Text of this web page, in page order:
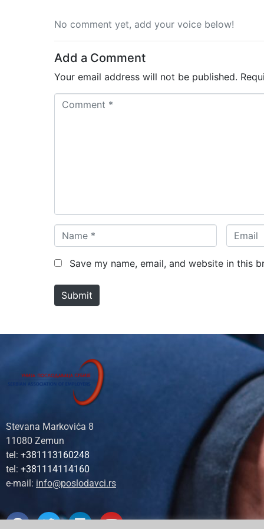
No comment yet, add your voice below!
Add a Comment
Your email address will not be published.
a
m
*
m
a
Save my name, email, and website in this
Submit
Stevana Markovića 8
11080 Zemun
tel: +381113160248
tel: +381114114160
e-mail: info@poslodavci.rs